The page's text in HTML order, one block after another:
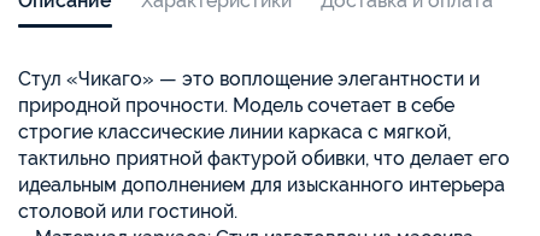
Стул «Чикаго» — это воплощение элегантности и
природной прочности. Модель сочетает в себе
строгие классические линии каркаса с мягкой,
тактильно приятной фактурой обивки, что делает его
идеальным дополнением для изысканного интерьера
столовой или гостиной.